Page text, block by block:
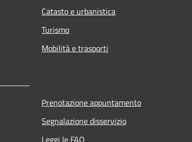
Catasto e urbanistica
Turismo
Mobilità e trasporti
Prenotazione appuntamento
Segnalazione disservizio
Leggi le FAQ